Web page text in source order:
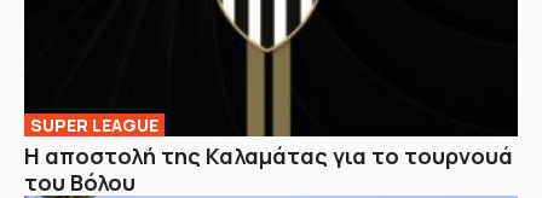
SUPER LEAGUE
Η αποστολή της Καλαμάτας για το τουρνουά
του Βόλου